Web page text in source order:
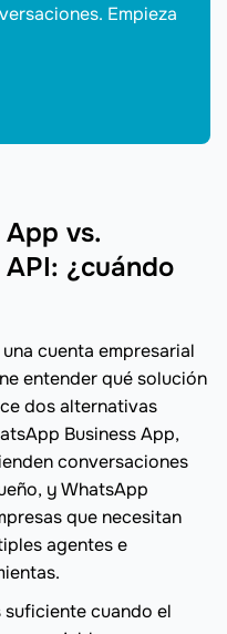
Empieza
vs.
¿cuándo
cuenta empresarial
entender qué solución
dos alternativas
Business App,
conversaciones
y WhatsApp
que necesitan
agentes e
suficiente cuando el